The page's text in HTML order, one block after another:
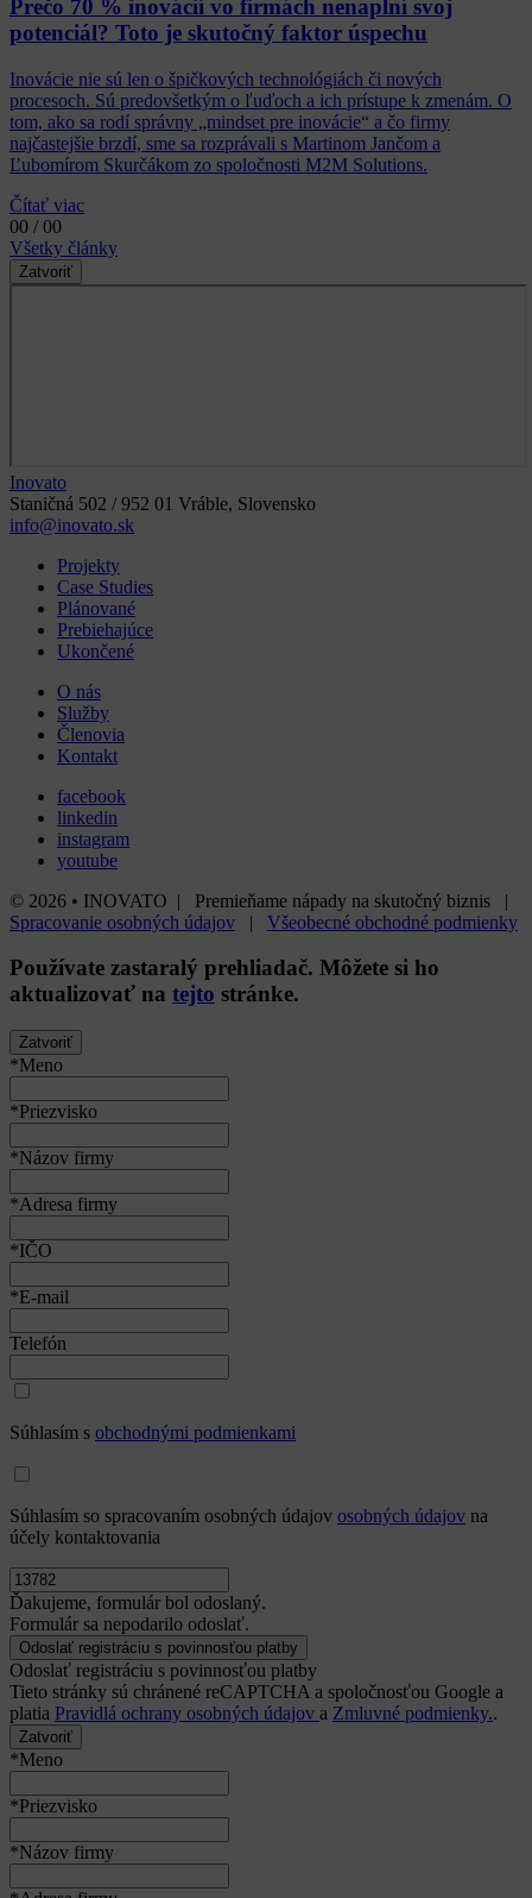
Prečo 70 % inovácií vo firmách nenaplní svoj
potenciál? Toto je skutočný faktor úspechu
Inovácie nie sú len o špičkových technológiách či nových
procesoch. Sú predovšetkým o ľuďoch a ich prístupe k zmenám. O
tom, ako sa rodí správny „mindset pre inovácie“ a čo firmy
najčastejšie brzdí, sme sa rozprávali s Martinom Jančom a
Ľubomírom Skurčákom zo spoločnosti M2M Solutions.
Čítať viac
00 / 00
Všetky články
Zatvoriť
Inovato
Staničná 502 / 952 01 Vráble, Slovensko
info@inovato.sk
Projekty
Case Studies
Plánované
Prebiehajúce
Ukončené
O nás
Služby
Členovia
Kontakt
facebook
linkedin
instagram
youtube
© 2026 • INOVATO | Premieňame nápady na skutočný biznis |
Spracovanie osobných údajov | Všeobecné obchodné podmienky
Používate zastaralý prehliadač. Môžete si ho
aktualizovať na tejto stránke.
Zatvoriť
*Meno
*Priezvisko
*Názov firmy
*Adresa firmy
*IČO
*E-mail
Telefón
Súhlasím s obchodnými podmienkami
Súhlasím so spracovaním osobných údajov osobných údajov na
účely kontaktovania
Ďakujeme, formulár bol odoslaný.
Formulár sa nepodarilo odoslať.
Odoslať registráciu s povinnosťou platby
Tieto stránky sú chránené reCAPTCHA a spoločnosťou Google a
platia Pravidlá ochrany osobných údajov a Zmluvné podmienky..
Zatvoriť
*Meno
*Priezvisko
*Názov firmy